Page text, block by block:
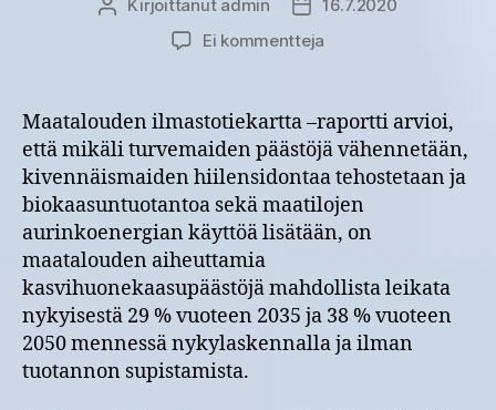
Kirjoittaja
Kirjoittanut admin Julkaisupäivämäärä
16.7.2020
Ei kommentteja
Suomen
maatalouden
75
prosenttia
on
maaperästä
–
maatalouden
ilmastotiekartta
Maatalouden ilmastotiekartta –raportti arvioi,
että mikäli turvemaiden päästöjä vähennetään,
kivennäismaiden hiilensidontaa tehostetaan ja
biokaasuntuotantoa sekä maatilojen
aurinkoenergian käyttöä lisätään, on
maatalouden aiheuttamia
kasvihuonekaasupäästöjä mahdollista leikata
nykyisestä 29 % vuoteen 2035 ja 38 % vuoteen
2050 mennessä nykylaskennalla ja ilman
tuotannon supistamista.